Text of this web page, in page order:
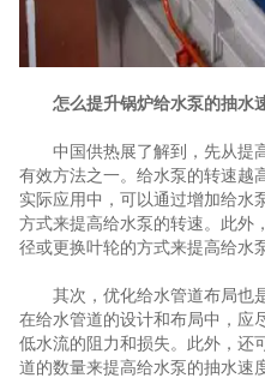
怎么提升锅炉给水泵的抽水
中国供热展了解到，先从提
有效方法之一。给水泵的转速越
实际应用中，可以通过增加给水
方式来提高给水泵的转速。此外
径或更换叶轮的方式来提高给水
其次，优化给水管道布局也是
在给水管道的设计和布局中，应
低水流的阻力和损失。此外，还
道的数量来提高给水泵的抽水速